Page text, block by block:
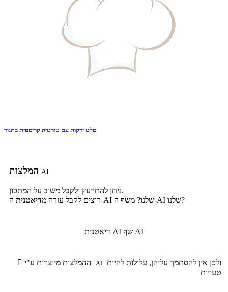
סלט ירקות עם טורטיה קריספית בתנור
AI
ניתן להתייעץ ולקבל משוב על המתכון.
רוצים לקבל עזרה מדיאטנית ה-AI שלנו? משף ה-AI שלנו?
דיאטנית AI שף AI
 AI
טעויות